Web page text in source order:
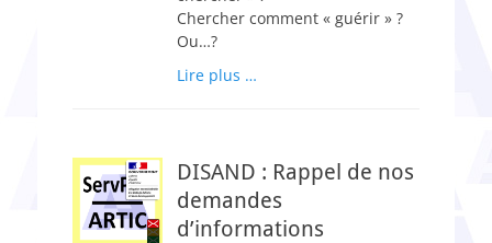
Chercher comment « guérir » ?
Ou…?
Lire plus …
DISAND : Rappel de nos
demandes
d’informations